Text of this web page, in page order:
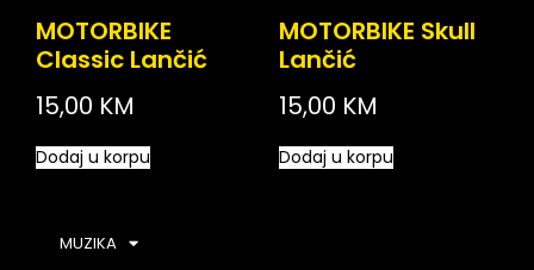
MOTORBIKE
Classic Lančić
15,00 KM
Dodaj u korpu
MOTORBIKE Skull
Lančić
15,00 KM
Dodaj u korpu
MUZIKA